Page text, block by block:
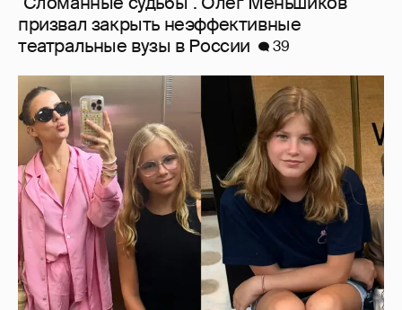
Внучки Светланы и Фёдора Бондарчук
отдыхают в Испании с матерью и братьями
32